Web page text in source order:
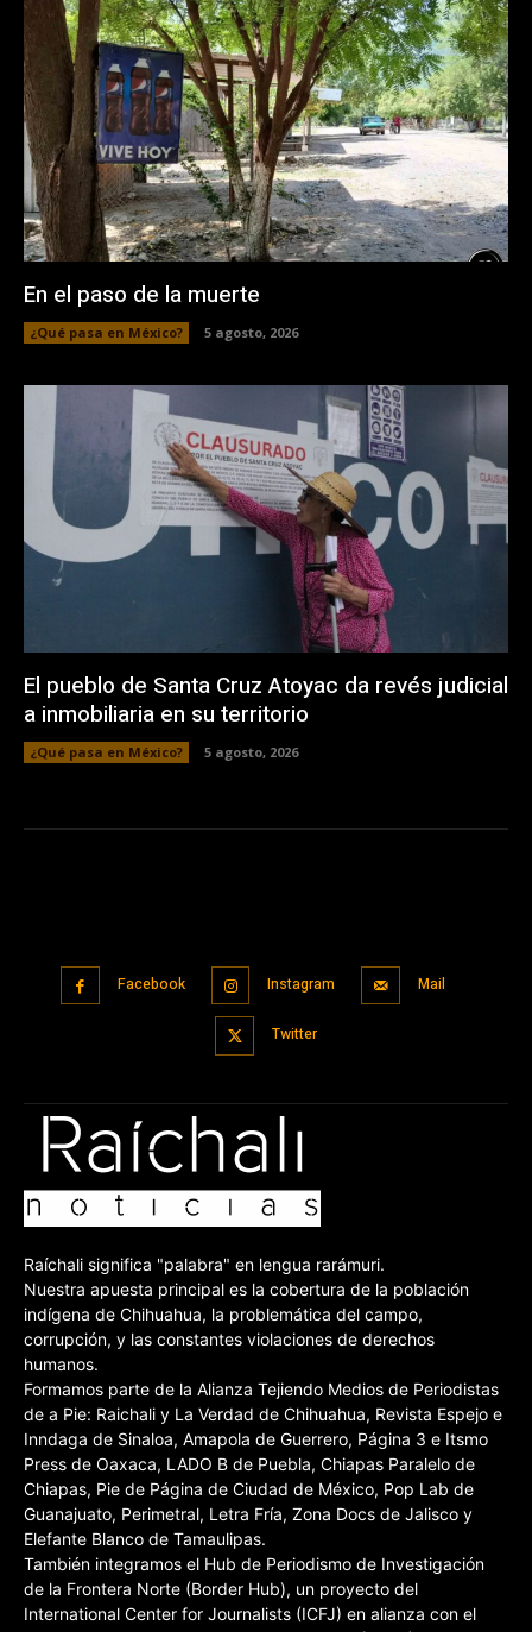
En el paso de la muerte
¿Qué pasa en México? 5 agosto, 2026
El pueblo de Santa Cruz Atoyac da revés judicial
a inmobiliaria en su territorio
¿Qué pasa en México? 5 agosto, 2026
Facebook Instagram Mail
Twitter
Raíchali significa "palabra" en lengua rarámuri.
Nuestra apuesta principal es la cobertura de la población
indígena de Chihuahua, la problemática del campo,
corrupción, y las constantes violaciones de derechos
humanos.
Formamos parte de la Alianza Tejiendo Medios de Periodistas
de a Pie: Raichali y La Verdad de Chihuahua, Revista Espejo e
Inndaga de Sinaloa, Amapola de Guerrero, Página 3 e Itsmo
Press de Oaxaca, LADO B de Puebla, Chiapas Paralelo de
Chiapas, Pie de Página de Ciudad de México, Pop Lab de
Guanajuato, Perimetral, Letra Fría, Zona Docs de Jalisco y
Elefante Blanco de Tamaulipas.
También integramos el Hub de Periodismo de Investigación
de la Frontera Norte (Border Hub), un proyecto del
International Center for Journalists (ICFJ) en alianza con el